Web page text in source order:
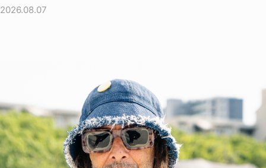
2026.08.07